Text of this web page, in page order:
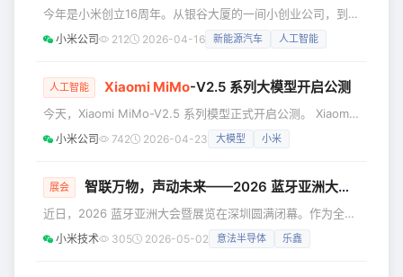
今年是小米创立16周年。从银谷大厦的一间小创业公司，到如
今覆盖“人车家全生态”的科技企业，我们一路走来，从容向
科技园篮球馆圆满落幕。全球44个分会场、一万多名小米人
01 脚踏实地，仰望星空 大会伊始，小米集团合伙人、集团总
裁兼手
小米公司 212 2026-04-16 新能源汽车 人工智能
人工智能 Xiaomi MiMo-V2.5 系列大模型开启公测
今天，Xiaomi MiMo-V2.5 系列模型正式开启公测。 Xiaomi
MiMo-V2.5 系列包含 MiMo-V2.5、V2.5-Pro 、V2.5-TTS
和理解 ——这是一次从“能用”到“好用”的全面跨越。 与此同
小米公司 742 2026-04-23 大模型 小米
展会 智联万物，声动未来——2026 蓝牙亚洲大会暨展览落幕，
近日，2026 蓝牙亚洲大会暨展览在深圳圆满闭幕。作为全球
蓝牙领域的旗舰盛会，本次大会以"定义标准，改变世界"为主
小米技术 305 2026-05-02 意法半导体 乐鑫